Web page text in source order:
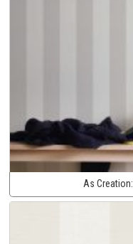
As Creation: